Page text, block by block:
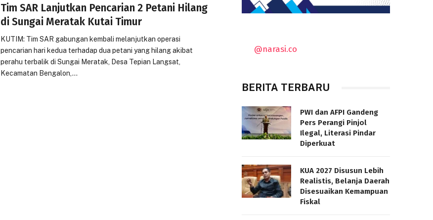
Tim SAR Lanjutkan Pencarian 2 Petani Hilang
di Sungai Meratak Kutai Timur
KUTIM: Tim SAR gabungan kembali melanjutkan operasi
pencarian hari kedua terhadap dua petani yang hilang akibat
perahu terbalik di Sungai Meratak, Desa Tepian Langsat,
Kecamatan Bengalon,…
@narasi.co
BERITA TERBARU
PWI dan AFPI Gandeng
Pers Perangi Pinjol
Ilegal, Literasi Pindar
Diperkuat
KUA 2027 Disusun Lebih
Realistis, Belanja Daerah
Disesuaikan Kemampuan
Fiskal